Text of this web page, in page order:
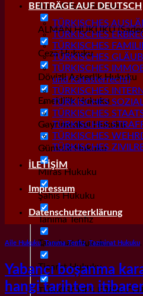
Alacak/İcra Hukuku
ALMAN HUKUKU
Ceza Hukuku
Dövizli Askerlik Hukuku
Emeklilik Hukuku
Gayrımenkul Hukuku
Gümrük Hukuku
Miras Hukuku
Şahıs Hukuku
Tanıma Tenfiz
Tazminat Hukuku
Ticaret Hukuku
TÜRKISCHES
BEITRÄGE AUF DEUTSCH
TÜRKISCHES
TÜRKISCHES
TÜRKISCHES
TÜRKISCHES
TÜRKISCHES
und Katasterrecht)
TÜRKISCHES
TÜRKISCHES
TÜRKISCHES
TÜRKISCHES
TÜRKISCHES
TÜRKISCHES
İLETİŞİM
Impressum
Datenschutzerklärung
Aile Hukuku ,Tanıma Tenfiz,Tazminat Hukuku
Yabancı boşanma
hangi tarihten